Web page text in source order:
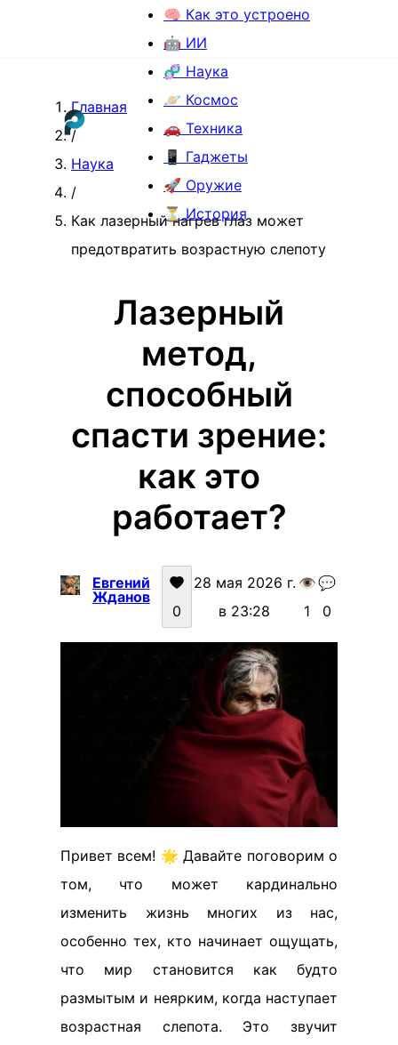
🧠 Как это устроено
🤖 ИИ
🧬 Наука
🪐 Космос
🚗 Техника
📱 Гаджеты
🚀 Оружие
⏳ История
Главная
/
Наука
/
Как лазерный нагрев глаз может
предотвратить возрастную слепоту
Лазерный
метод,
способный
спасти зрение:
как это
работает?
Евгений
Жданов
0
28 мая 2026 г.
в 23:28
👁️
1
💬
0
Привет всем! 🌟 Давайте поговорим о
том, что может кардинально
изменить жизнь многих из нас,
особенно тех, кто начинает ощущать,
что мир становится как будто
размытым и неярким, когда наступает
возрастная слепота. Это звучит